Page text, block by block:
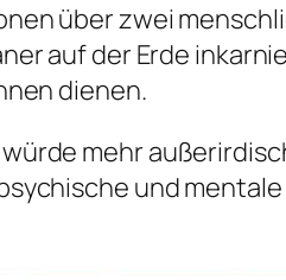
über zwei
auf der Erde
dienen.
mehr
und